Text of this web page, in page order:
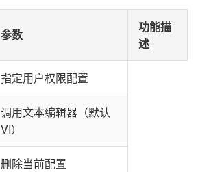
参数
功能描
述
指定用户权限配置
调用文本编辑器（默认
VI）
删除当前配置